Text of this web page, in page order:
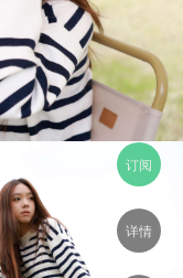
订阅
详情